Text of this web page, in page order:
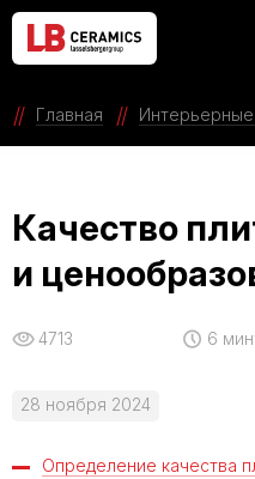
Главная
Качество
и
28 ноября 2024
4713 6
Определение качества